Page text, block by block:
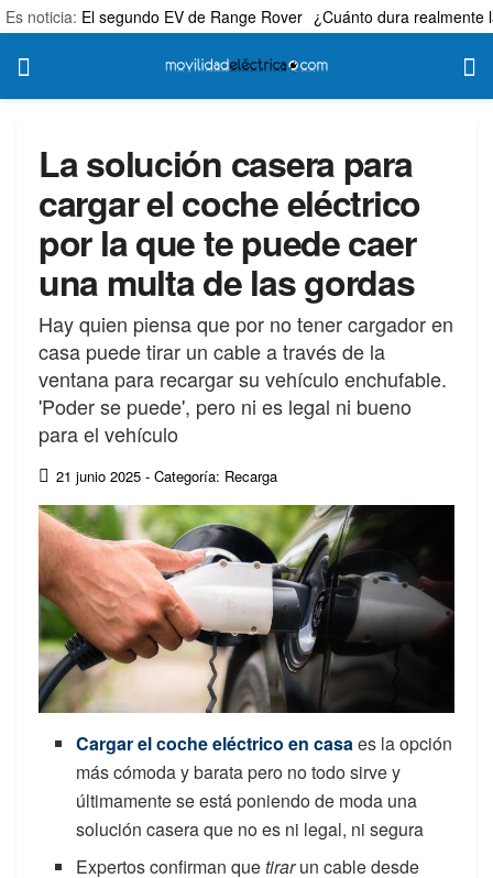
Es noticia: El segundo EV de Range Rover ¿Cuánto dura realmente
La solución casera para
cargar el coche eléctrico
por la que te puede caer
una multa de las gordas
Hay quien piensa que por no tener cargador en
casa puede tirar un cable a través de la
ventana para recargar su vehículo enchufable.
'Poder se puede', pero ni es legal ni bueno
para el vehículo
21 junio 2025 - Categoría: Recarga
Cargar el coche eléctrico en casaes la opción
más cómoda y barata pero no todo sirve y
últimamente se está poniendo de moda una
solución casera que no es ni legal, ni segura
Expertos confirman quetirarun cable desde